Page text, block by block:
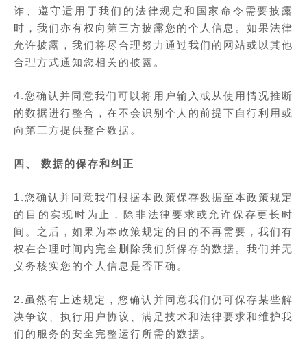
诈、遵守适用于我们的法律规定和国家命令需要披露
时，我们亦有权向第三方披露您的个人信息。如果法律
允许披露，我们将尽合理努力通过我们的网站或以其他
合理方式通知您相关的披露。
4.您确认并同意我们可以将用户输入或从使用情况推断
的数据进行整合，在不会识别个人的前提下自行利用或
向第三方提供整合数据。
四、 数据的保存和纠正
1.您确认并同意我们根据本政策保存数据至本政策规定
的目的实现时为止，除非法律要求或允许保存更长时
间。之后，如果为本政策规定的目的不再需要，我们有
权在合理时间内完全删除我们所保存的数据。我们并无
义务核实您的个人信息是否正确。
2.虽然有上述规定，您确认并同意我们仍可保存某些解
决争议、执行用户协议、满足技术和法律要求和维护我
们的服务的安全完整运行所需的数据。